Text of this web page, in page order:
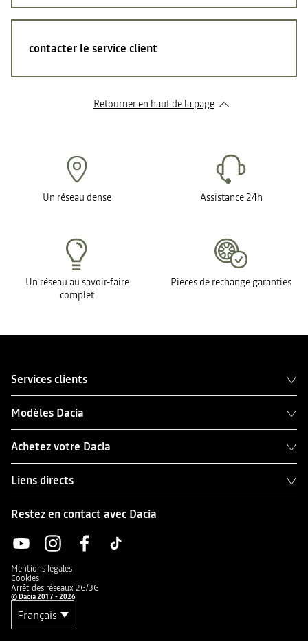
contacter le service client
Retourner en haut de la page
Un réseau dense Assistance 24h
Un réseau au savoir-faire
complet
Pièces de rechange garanties
Services clients
Modèles Dacia
Achetez votre Dacia
Liens directs
Restez en contact avec Dacia
Mentions légales
Cookies
Arrêt des réseaux 2G/3G
© Dacia 2017 - 2026